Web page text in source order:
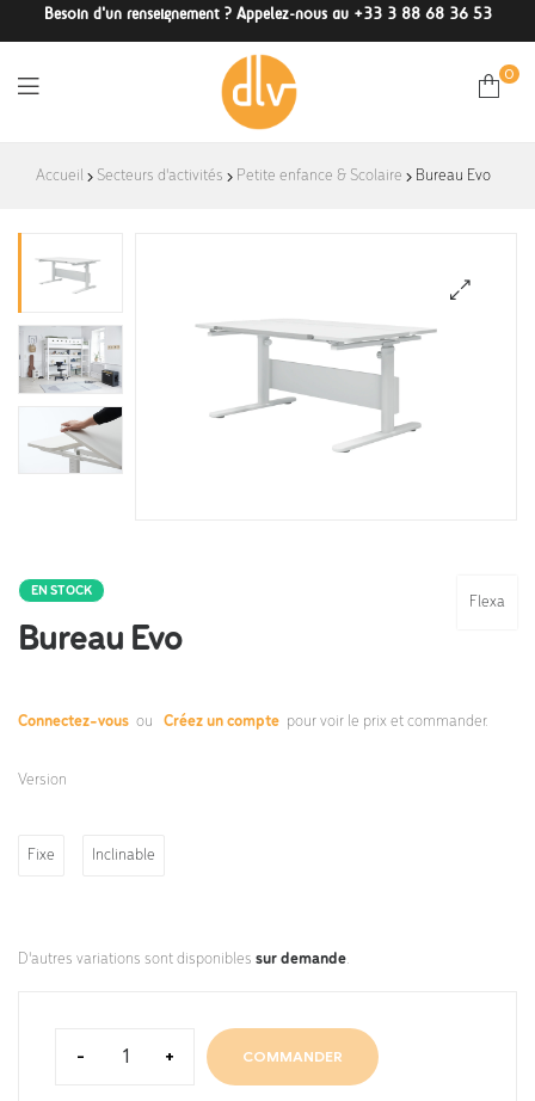
Besoin d'un renseignement ? Appelez-nous au +33 3 88 68 36 53
DLV-
0
Accueil Secteurs d'activités Petite enfance & Scolaire Bureau Evo
Flexa
EN STOCK
Bureau Evo
Connectez-vous ou Créez un compte pour voir le prix et commander.
Version
Fixe Inclinable
D'autres variations sont disponibles sur demande.
- + COMMANDER